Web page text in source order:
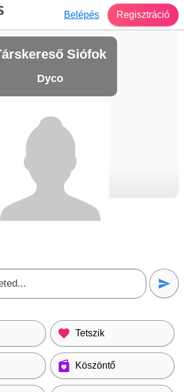
Belépés Regisztráció
Siófok
Dyco
Tetszik
Köszöntő